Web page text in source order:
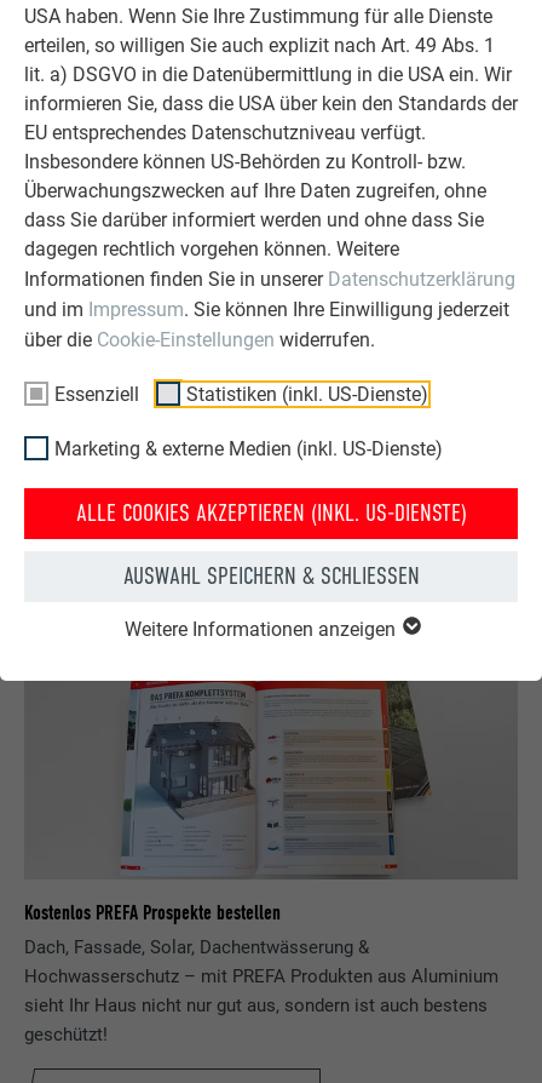
USA haben. Wenn Sie Ihre Zustimmung für alle Dienste
erteilen, so willigen Sie auch explizit nach Art. 49 Abs. 1
lit. a) DSGVO in die Datenübermittlung in die USA ein. Wir
informieren Sie, dass die USA über kein den Standards der
EU entsprechendes Datenschutzniveau verfügt.
Insbesondere können US-Behörden zu Kontroll- bzw.
Überwachungszwecken auf Ihre Daten zugreifen, ohne
dass Sie darüber informiert werden und ohne dass Sie
dagegen rechtlich vorgehen können. Weitere
Informationen finden Sie in unserer Datenschutzerklärung
und im Impressum. Sie können Ihre Einwilligung jederzeit
über die Cookie-Einstellungen widerrufen.
Essenziell Statistiken (inkl. US-Dienste)
Marketing & externe Medien (inkl. US-Dienste)
ALLE COOKIES AKZEPTIEREN (INKL. US-DIENSTE)
AUSWAHL SPEICHERN & SCHLIESSEN
Weitere Informationen anzeigen
Berücksichtigung regionaler Besonderheiten und
Objektgegebenheiten
u. v. m.
Die Marke PREFA steht seit über 70 Jahren
fürBeständigkeit, Langlebigkeit und Sicherheit
– selbst bei
extremsten Wetterbedingungen.
Die Verlegung durch einen
PREFA Partnerbetrieb ist eine wichtige Basis für diesen
Anspruch
Wer also einstarkes Dach oder eine widerstandsfähige
Fassade mit 40 Jahren Garantiehaben möchte, wendet sich
an unsere PREFA Verlegepartner.
JETZT UNVERBINDLICHES ANGEBOT ANFORDERN
Kostenlos PREFA Prospekte bestellen
Dach, Fassade, Solar, Dachentwässerung &
Hochwasserschutz – mit PREFA Produkten aus Aluminium
sieht Ihr Haus nicht nur gut aus, sondern ist auch bestens
geschützt!